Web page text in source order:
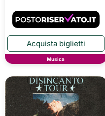
Musica